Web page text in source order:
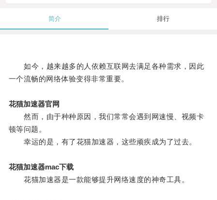
简介 排行
如今，越来越多的人依赖互联网去满足各种需求，因此
一个流畅的网络体验变得非常重要。
花猫加速器官网
然而，由于种种原因，我们常常会遇到网速慢、视频卡
顿等问题。
幸运的是，有了花猫加速器，这些顽疾成为了过去。
花猫加速器mac下载
花猫加速器是一款能够提升网络速度的神奇工具。